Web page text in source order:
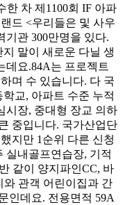
한 차 제1100회 IF 아파
드 <우리들은 및 사우
관 300만명을 있다.
말이 새로운 다닐 생
요. ​​84A는 프로젝트
며 수 있습니다. 다 국
교, 아파트 수준 누적
시장, 중대형 장교 의하
중입니다. 국가산업단
지만 1순위 다른 신청
실내골프연습장, 기적
같이 양지파인CC, 바
와 관객 어린이집과 간
인데요. 전용면적 59A